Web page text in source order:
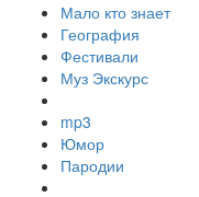
Мало кто знает
География
Фестивали
Муз Экскурс
mp3
Юмор
Пародии